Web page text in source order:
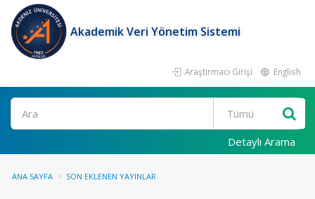
Akademik Veri Yönetim Sistemi
Araştırmacı Girişi English
Ara
Detaylı Arama
ANA SAYFA SON EKLENEN YAYINLAR